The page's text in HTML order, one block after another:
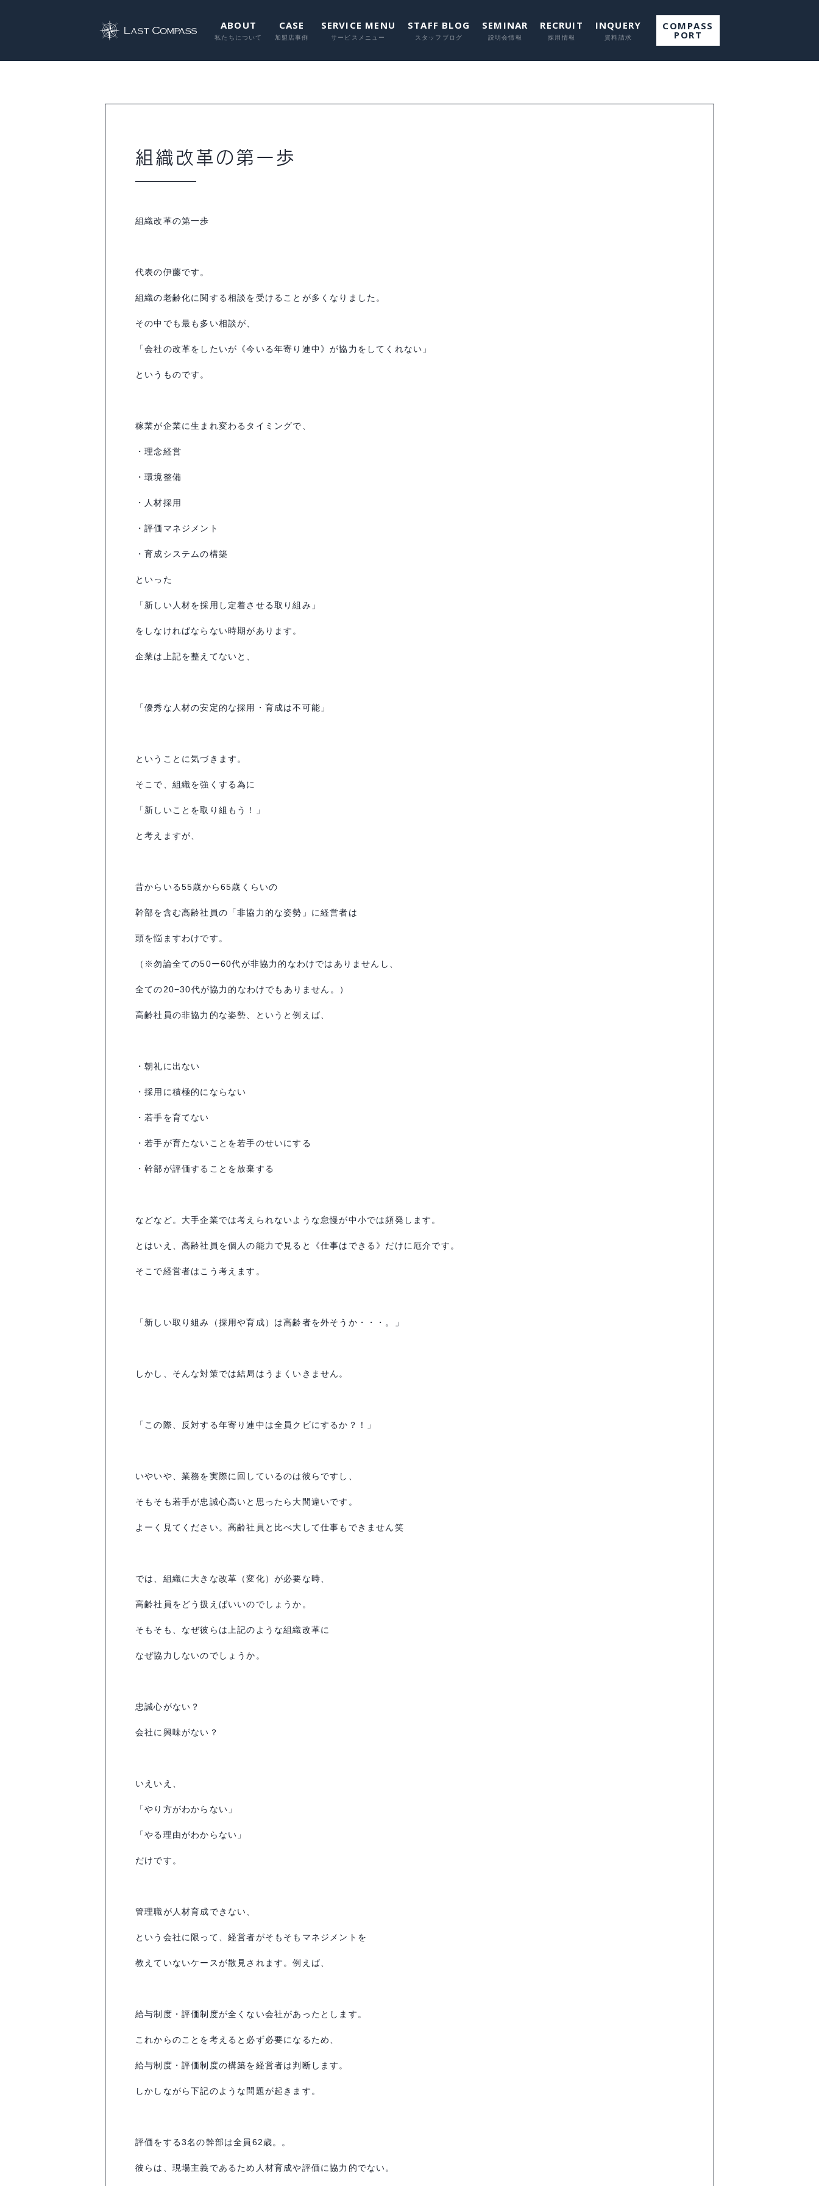
ABOUT CASE SERVICE MENU STAFF BLOG SEMINAR RECRUIT INQUERY COMPASS
PORT
組織改革の第一歩
組織改革の第一歩
代表の伊藤です。
組織の老齢化に関する相談を受けることが多くなりました。
その中でも最も多い相談が、
「会社の改革をしたいが《今いる年寄り連中》が協力をしてくれない」
というものです。
稼業が企業に生まれ変わるタイミングで、
・理念経営
・環境整備
・人材採用
・評価マネジメント
・育成システムの構築
といった
「新しい人材を採用し定着させる取り組み」
をしなければならない時期があります。
企業は上記を整えてないと、
「優秀な人材の安定的な採用・育成は不可能」
ということに気づきます。
そこで、組織を強くする為に
「新しいことを取り組もう！」
と考えますが、
昔からいる55歳から65歳くらいの
幹部を含む高齢社員の「非協力的な姿勢」に経営者は
頭を悩ますわけです。
（※勿論全ての50ー60代が非協力的なわけではありませんし、
全ての20−30代が協力的なわけでもありません。）
高齢社員の非協力的な姿勢、というと例えば、
・朝礼に出ない
・採用に積極的にならない
・若手を育てない
・若手が育たないことを若手のせいにする
・幹部が評価することを放棄する
などなど。大手企業では考えられないような怠慢が中小では頻発します。
とはいえ、高齢社員を個人の能力で見ると《仕事はできる》だけに厄介です。
そこで経営者はこう考えます。
「新しい取り組み（採用や育成）は高齢者を外そうか・・・。」
しかし、そんな対策では結局はうまくいきません。
「この際、反対する年寄り連中は全員クビにするか？！」
いやいや、業務を実際に回しているのは彼らですし、
そもそも若手が忠誠心高いと思ったら大間違いです。
よーく見てください。高齢社員と比べ大して仕事もできません笑
では、組織に大きな改革（変化）が必要な時、
高齢社員をどう扱えばいいのでしょうか。
そもそも、なぜ彼らは上記のような組織改革に
なぜ協力しないのでしょうか。
忠誠心がない？
会社に興味がない？
いえいえ、
「やり方がわからない」
「やる理由がわからない」
だけです。
管理職が人材育成できない、
という会社に限って、経営者がそもそもマネジメントを
教えていないケースが散見されます。例えば、
給与制度・評価制度が全くない会社があったとします。
これからのことを考えると必ず必要になるため、
給与制度・評価制度の構築を経営者は判断します。
しかしながら下記のような問題が起きます。
評価をする3名の幹部は全員 62歳。。
彼らは、現場主義であるため人材育成や評価に協力的でない。